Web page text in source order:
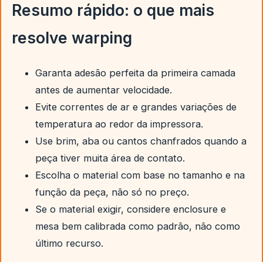
Resumo rápido: o que mais
resolve warping
Garanta adesão perfeita da primeira camada
antes de aumentar velocidade.
Evite correntes de ar e grandes variações de
temperatura ao redor da impressora.
Use brim, aba ou cantos chanfrados quando a
peça tiver muita área de contato.
Escolha o material com base no tamanho e na
função da peça, não só no preço.
Se o material exigir, considere enclosure e
mesa bem calibrada como padrão, não como
último recurso.